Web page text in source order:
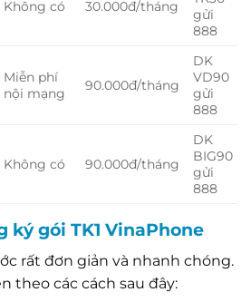
Không có 30.000đ/tháng
gửi
888
Miễn phí
nội mạng
90.000đ/tháng
DK
VD90
gửi
888
Không có 90.000đ/tháng
DK
BIG90
gửi
888
ký gói TK1 VinaPhone
rất đơn giản và nhanh chóng.
theo các cách sau đây: